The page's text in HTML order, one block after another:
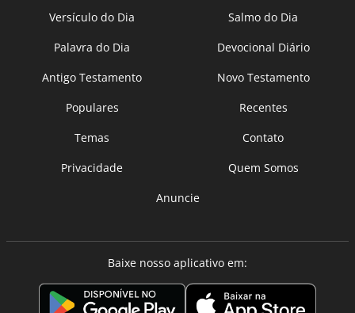
Versículo do Dia
Salmo do Dia
Palavra do Dia
Devocional Diário
Antigo Testamento
Novo Testamento
Populares
Recentes
Temas
Contato
Privacidade
Quem Somos
Anuncie
Baixe nosso aplicativo em: